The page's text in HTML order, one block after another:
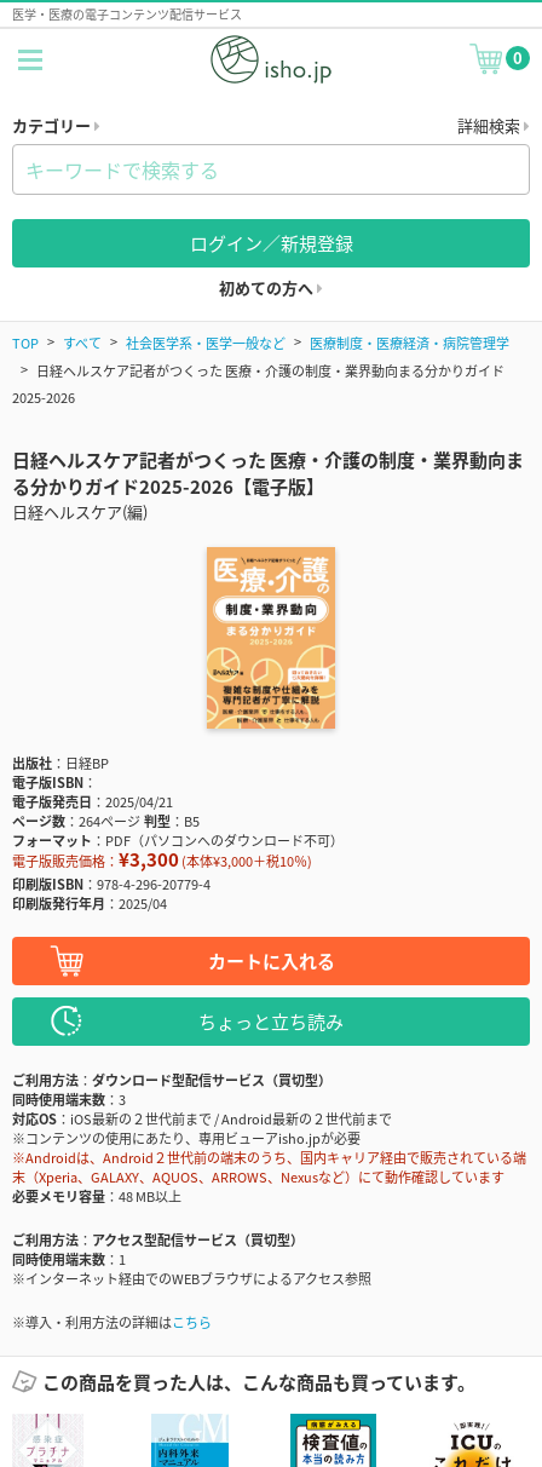
医学・医療の電子コンテンツ配信サービス
0
カテゴリー 詳細検索
ログイン／新規登録
初めての方へ
TOP すべて 社会医学系・医学一般など
医療制度・医療経済・病院管理学
日経ヘルスケア記者がつくった 医療・介護の制度・業界動向まる分かりガイド
2025-2026
日経ヘルスケア記者がつくった 医療・介護の制度・業界動向ま
る分かりガイド2025-2026【電子版】
日経ヘルスケア(編)
出版社
日経BP
電子版ISBN
電子版発売日
2025/04/21
ページ数
264ページ判型
B5
フォーマット
PDF（パソコンへのダウンロード不可）
電子版販売価格： ¥3,300(本体¥3,000＋税10％)
印刷版ISBN
978-4-296-20779-4
印刷版発行年月
2025/04
カートに入れる
ちょっと立ち読み
ご利用方法
ダウンロード型配信サービス（買切型）
同時使用端末数
3
対応OS
iOS最新の２世代前まで / Android最新の２世代前まで
※コンテンツの使用にあたり、専用ビューアisho.jpが必要
※Androidは、Android２世代前の端末のうち、国内キャリア経由で販売されている端
末（Xperia、GALAXY、AQUOS、ARROWS、Nexusなど）にて動作確認しています
必要メモリ容量
48 MB以上
ご利用方法
アクセス型配信サービス（買切型）
同時使用端末数
1
※インターネット経由でのWEBブラウザによるアクセス参照
※導入・利用方法の詳細はこちら
この商品を買った人は、こんな商品も買っています。